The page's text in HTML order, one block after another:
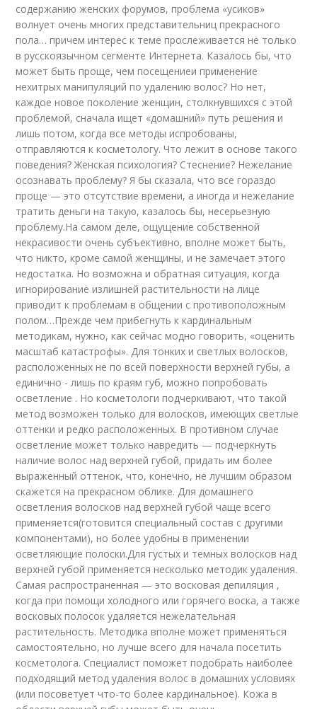
содержанию женских форумов, проблема «усиков»
волнует очень многих представительниц прекрасного
пола… причем интерес к теме прослеживается не только
в русскоязычном сегменте Интернета. Казалось бы, что
может быть проще, чем посещениеи применение
нехитрых манипуляций по удалению волос? Но нет,
каждое новое поколение женщин, столкнувшихся с этой
проблемой, сначала ищет «домашний» путь решения и
лишь потом, когда все методы испробованы,
отправляются к косметологу. Что лежит в основе такого
поведения? Женская психология? Стеснение? Нежелание
осознавать проблему? Я бы сказала, что все гораздо
проще — это отсутствие времени, а иногда и нежелание
тратить деньги на такую, казалось бы, несерьезную
проблему.На самом деле, ощущение собственной
некрасивости очень субъективно, вполне может быть,
что никто, кроме самой женщины, и не замечает этого
недостатка. Но возможна и обратная ситуация, когда
игнорирование излишней растительности на лице
приводит к проблемам в общении с противоположным
полом…Прежде чем прибегнуть к кардинальным
методикам, нужно, как сейчас модно говорить, «оценить
масштаб катастрофы». Для тонких и светлых волосков,
расположенных не по всей поверхности верхней губы, а
единично - лишь по краям губ, можно попробовать
осветление . Но косметологи подчеркивают, что такой
метод возможен только для волосков, имеющих светлые
оттенки и редко расположенных. В противном случае
осветление может только навредить — подчеркнуть
наличие волос над верхней губой, придать им более
выраженный оттенок, что, конечно, не лучшим образом
скажется на прекрасном облике. Для домашнего
осветления волосков над верхней губой чаще всего
применяется(готовится специальный состав с другими
компонентами), но более удобны в применении
осветляющие полоски.Для густых и темных волосков над
верхней губой применяется несколько методик удаления.
Самая распространенная — это восковая депиляция ,
когда при помощи холодного или горячего воска, а также
восковых полосок удаляется нежелательная
растительность. Методика вполне может применяться
самостоятельно, но лучше всего для начала посетить
косметолога. Специалист поможет подобрать наиболее
подходящий метод удаления волос в домашних условиях
(или посоветует что-то более кардинальное). Кожа в